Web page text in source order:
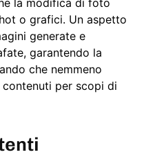
la modifica di foto
o grafici. Un aspetto
generate e
garantendo la
che nemmeno
per scopi di